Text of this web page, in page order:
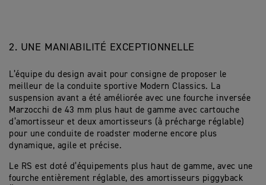
2. UNE MANIABILITÉ EXCEPTIONNELLE
L’équipe du design avait pour consigne de proposer le
meilleur de la conduite sportive Modern Classics. La
suspension avant a été améliorée avec une fourche inversée
Marzocchi de 43 mm plus haut de gamme avec cartouche
d’amortisseur et deux amortisseurs (à précharge réglable)
pour une conduite de roadster moderne encore plus
dynamique, agile et précise.
Le RS est doté d’équipements plus haut de gamme, avec une
fourche entièrement réglable, des amortisseurs piggyback